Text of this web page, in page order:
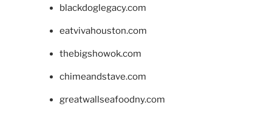
blackdoglegacy.com
eatvivahouston.com
thebigshowok.com
chimeandstave.com
greatwallseafoodny.com